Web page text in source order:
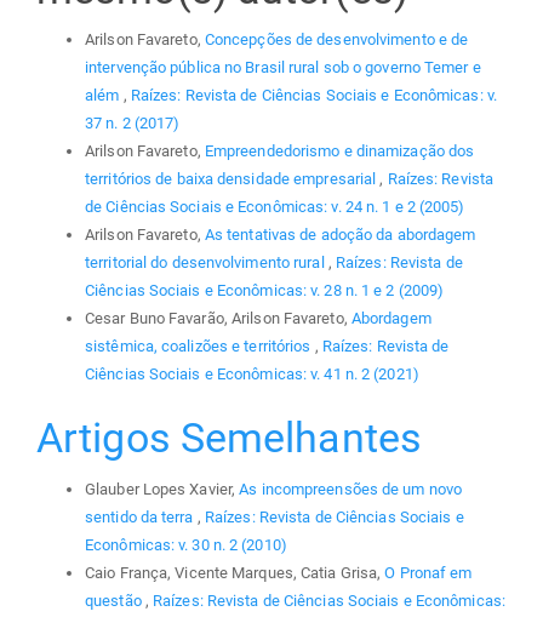
Arilson Favareto, Concepções de desenvolvimento e de
intervenção pública no Brasil rural sob o governo Temer e
além , Raízes: Revista de Ciências Sociais e Econômicas: v.
37 n. 2 (2017)
Arilson Favareto, Empreendedorismo e dinamização dos
territórios de baixa densidade empresarial, Raízes: Revista
de Ciências Sociais e Econômicas: v. 24 n. 1 e 2 (2005)
Arilson Favareto, As tentativas de adoção da abordagem
territorial do desenvolvimento rural , Raízes: Revista de
Ciências Sociais e Econômicas: v. 28 n. 1 e 2 (2009)
Cesar Buno Favarão, Arilson Favareto, Abordagem
sistêmica, coalizões e territórios , Raízes: Revista de
Ciências Sociais e Econômicas: v. 41 n. 2 (2021)
Artigos Semelhantes
Glauber Lopes Xavier,As incompreensões de um novo
sentido da terra , Raízes: Revista de Ciências Sociais e
Econômicas: v. 30 n. 2 (2010)
Caio França, Vicente Marques, Catia Grisa,O Pronaf em
questão , Raízes: Revista de Ciências Sociais e Econômicas: